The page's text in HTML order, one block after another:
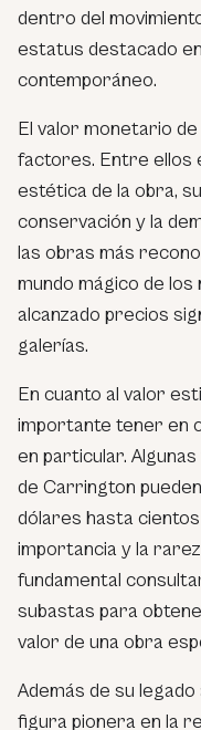
dentro del
estatus destacado
contemporáneo.
El valor monetario
factores. Entre ellos
estética de la obra,
conservación y la
las obras más
mundo mágico de los
alcanzado precios
galerías.
En cuanto al valor
importante tener en
en particular.
de Carrington
dólares hasta
importancia y la
fundamental
subastas para
valor de una obra
Además de su
figura pionera en la